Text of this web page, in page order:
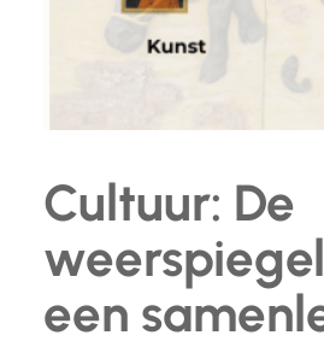
Cultuur: De
een